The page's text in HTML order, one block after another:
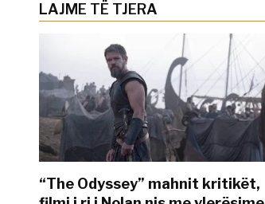
LAJME TË TJERA
“The Odyssey” mahnit kritikët,